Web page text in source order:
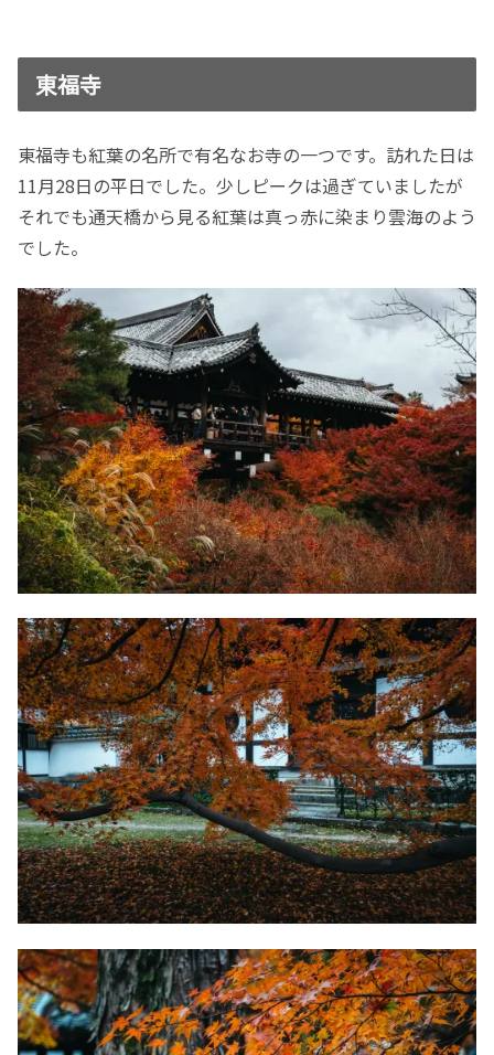
東福寺
東福寺も紅葉の名所で有名なお寺の一つです。訪れた日は
11月28日の平日でした。少しピークは過ぎていましたが
それでも通天橋から見る紅葉は真っ赤に染まり雲海のよう
でした。